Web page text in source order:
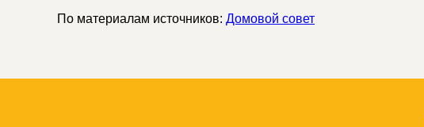
По материалам источников: Домовой совет